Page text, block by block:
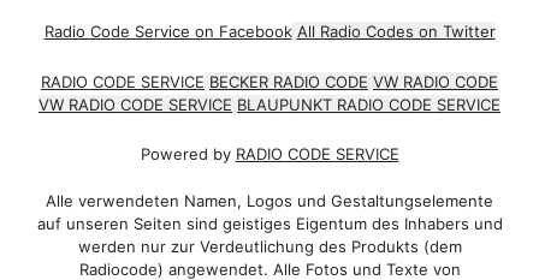
Radio Code Service on Facebook All Radio Codes on Twitter
RADIO CODE SERVICE BECKER RADIO CODE VW RADIO CODE
VW RADIO CODE SERVICE BLAUPUNKT RADIO CODE SERVICE
Powered by RADIO CODE SERVICE
Alle verwendeten Namen, Logos und Gestaltungselemente
auf unseren Seiten sind geistiges Eigentum des Inhabers und
werden nur zur Verdeutlichung des Produkts (dem
Radiocode) angewendet. Alle Fotos und Texte von